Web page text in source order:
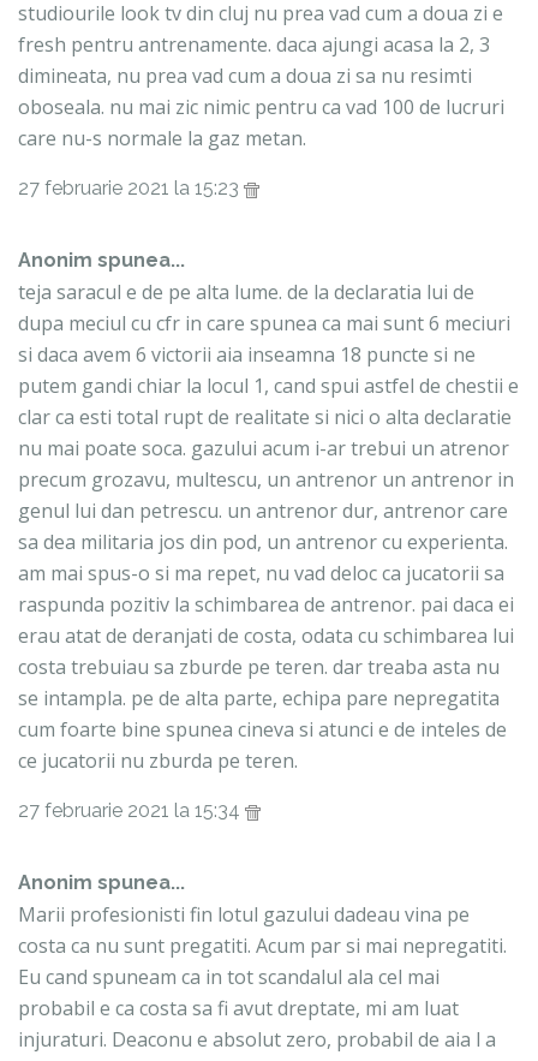
studiourile look tv din cluj nu prea vad cum a doua zi e
fresh pentru antrenamente. daca ajungi acasa la 2, 3
dimineata, nu prea vad cum a doua zi sa nu resimti
oboseala. nu mai zic nimic pentru ca vad 100 de lucruri
care nu-s normale la gaz metan.
27 februarie 2021 la 15:23
Anonim spunea...
teja saracul e de pe alta lume. de la declaratia lui de
dupa meciul cu cfr in care spunea ca mai sunt 6 meciuri
si daca avem 6 victorii aia inseamna 18 puncte si ne
putem gandi chiar la locul 1, cand spui astfel de chestii e
clar ca esti total rupt de realitate si nici o alta declaratie
nu mai poate soca. gazului acum i-ar trebui un atrenor
precum grozavu, multescu, un antrenor un antrenor in
genul lui dan petrescu. un antrenor dur, antrenor care
sa dea militaria jos din pod, un antrenor cu experienta.
am mai spus-o si ma repet, nu vad deloc ca jucatorii sa
raspunda pozitiv la schimbarea de antrenor. pai daca ei
erau atat de deranjati de costa, odata cu schimbarea lui
costa trebuiau sa zburde pe teren. dar treaba asta nu
se intampla. pe de alta parte, echipa pare nepregatita
cum foarte bine spunea cineva si atunci e de inteles de
ce jucatorii nu zburda pe teren.
27 februarie 2021 la 15:34
Anonim spunea...
Marii profesionisti fin lotul gazului dadeau vina pe
costa ca nu sunt pregatiti. Acum par si mai nepregatiti.
Eu cand spuneam ca in tot scandalul ala cel mai
probabil e ca costa sa fi avut dreptate, mi am luat
injuraturi. Deaconu e absolut zero, probabil de aia l a